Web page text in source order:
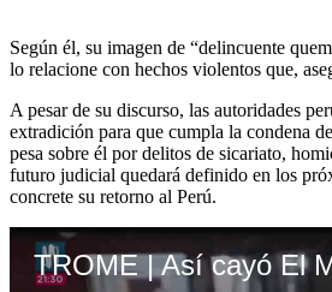
Según él, su imagen de “delincuente
lo relacione con hechos violentos que,
A pesar de su discurso, las autoridades
extradición para que cumpla la condena
pesa sobre él por delitos de sicariato,
futuro judicial quedará definido en los
concrete su retorno al Perú.